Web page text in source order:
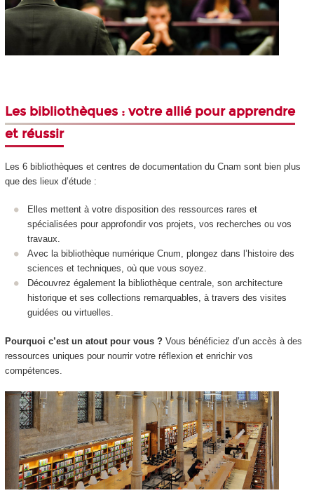
Les bibliothèques : votre allié pour apprendre
et réussir
Les 6 bibliothèques et centres de documentation du Cnam sont bien plus
que des lieux d’étude :
Elles mettent à votre disposition des ressources rares et
spécialisées pour approfondir vos projets, vos recherches ou vos
travaux.
Avec la bibliothèque numérique Cnum, plongez dans l’histoire des
sciences et techniques, où que vous soyez.
Découvrez également la bibliothèque centrale, son architecture
historique et ses collections remarquables, à travers des visites
guidées ou virtuelles.
Pourquoi c’est un atout pour vous ? Vous bénéficiez d’un accès à des
ressources uniques pour nourrir votre réflexion et enrichir vos
compétences.